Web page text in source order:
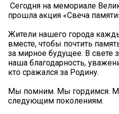
Сегодня на мемориале
прошла акция «Свеча
Жители нашего города
вместе, чтобы почтить
за мирное будущее. В
наша благодарность,
кто сражался за Родину.
Мы помним. Мы гордимся.
следующим поколениям.